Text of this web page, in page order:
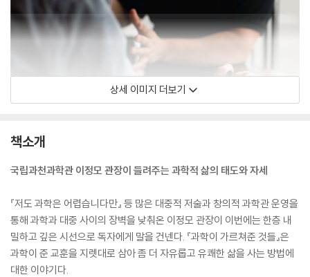
상세 이미지 더보기
책소개
국립과천과학관 이정모 관장이 들려주는 과학적 삶의 태도와 자세
『저도 과학은 어렵습니다만』 등 많은 대중적 저술과 창의적 과학관 운영을
통해 과학과 대중 사이의 장벽을 낮춰온 이정모 관장이 이번에는 한층 내
밀하고 깊은 시선으로 독자에게 말을 건넨다. 『과학이 가르쳐준 것들』은
과학이 준 교훈을 지렛대로 삼아 좀 더 자유롭고 유쾌한 삶을 사는 방법에
대한 이야기다.